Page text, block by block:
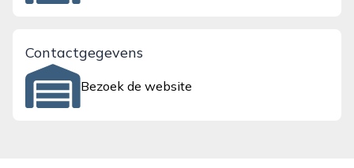
Contactgegevens
Bezoek de website